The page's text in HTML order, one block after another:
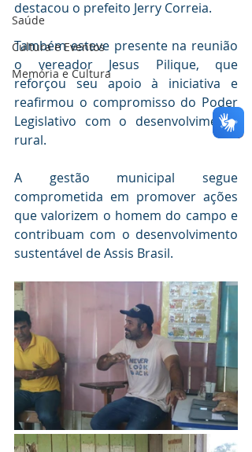
Saúde
Cultura e Eventos
Memória e Cultura
destacou o prefeito Jerry Correia.
Também esteve presente na reunião
o vereador Jesus Pilique, que
reforçou seu apoio à iniciativa e
reafirmou o compromisso do Poder
Legislativo com o desenvolvimento
rural.
A gestão municipal segue
comprometida em promover ações
que valorizem o homem do campo e
contribuam com o desenvolvimento
sustentável de Assis Brasil.